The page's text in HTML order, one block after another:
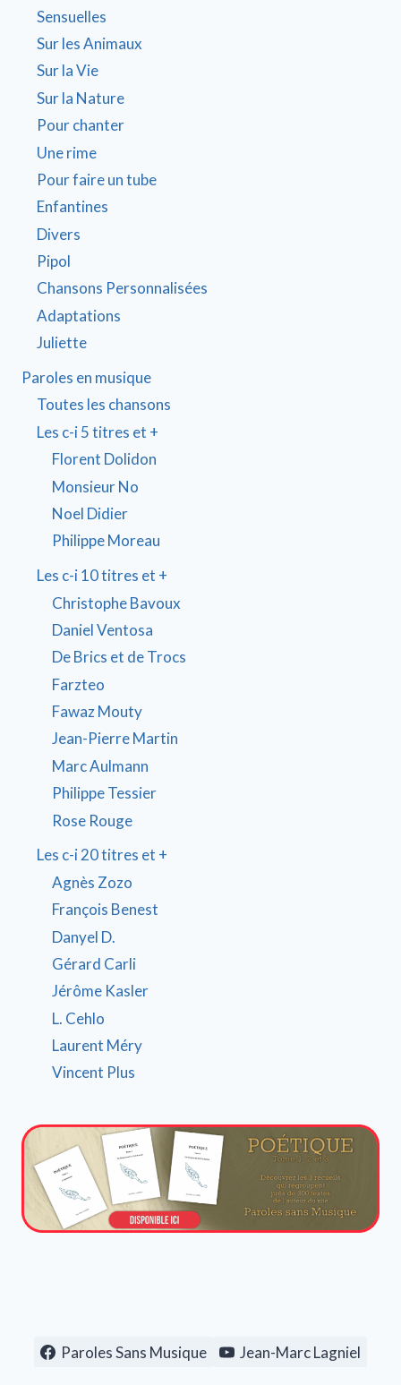
Sensuelles
Sur les Animaux
Sur la Vie
Sur la Nature
Pour chanter
Une rime
Pour faire un tube
Enfantines
Divers
Pipol
Chansons Personnalisées
Adaptations
Juliette
Paroles en musique
Toutes les chansons
Les c-i 5 titres et +
Florent Dolidon
Monsieur No
Noel Didier
Philippe Moreau
Les c-i 10 titres et +
Christophe Bavoux
Daniel Ventosa
De Brics et de Trocs
Farzteo
Fawaz Mouty
Jean-Pierre Martin
Marc Aulmann
Philippe Tessier
Rose Rouge
Les c-i 20 titres et +
Agnès Zozo
François Benest
Danyel D.
Gérard Carli
Jérôme Kasler
L. Cehlo
Laurent Méry
Vincent Plus
Paroles Sans Musique Jean-Marc Lagniel